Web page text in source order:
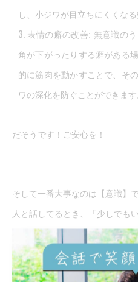
し、小ジワが目立ちにくくな
表情の癖の改善: 無意識の
角が下がったりする癖がある
的に筋肉を動かすことで、そ
ワの深化を防ぐことができます
だそうです！ご安心を！
そして一番大事なのは【意識】で
人と話してるとき、「少しでも
と心に決めてコミュニケーショ